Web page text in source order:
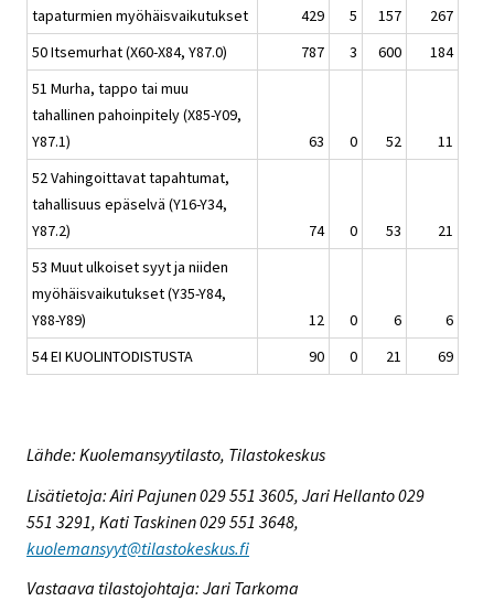
tapaturmien myöhäisvaikutukset
429 5 157
267
50 Itsemurhat (X60-X84, Y87.0)
787 3 600
184
51 Murha, tappo tai muu
tahallinen pahoinpitely (X85-Y09,
Y87.1)
63 0 52
11
52 Vahingoittavat tapahtumat,
tahallisuus epäselvä (Y16-Y34,
Y87.2)
74 0 53
21
53 Muut ulkoiset syyt ja niiden
myöhäisvaikutukset (Y35-Y84,
Y88-Y89)
12 0 6
6
54 EI KUOLINTODISTUSTA
90 0 21 69
Lähde: Kuolemansyytilasto, Tilastokeskus
Lisätietoja: Airi Pajunen 029 551 3605, Jari Hellanto 029
551 3291, Kati Taskinen 029 551 3648,
kuolemansyyt@tilastokeskus.fi
Vastaava tilastojohtaja: Jari Tarkoma